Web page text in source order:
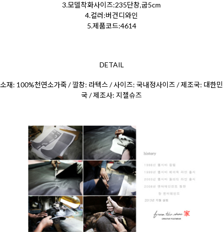
3.모델착화사이즈:235단창,굽5cm
4.컬러:버건디와인
5.제품코드:4614
DETAIL
소재: 100%천연소가죽 / 깔창: 라텍스 / 사이즈: 국내정사이즈 / 제조국: 대한민
국 / 제조사: 지젤슈즈